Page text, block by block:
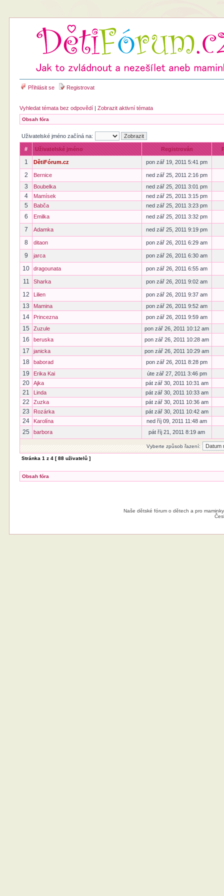
Přihlásit se Registrovat
Vyhledat témata bez odpovědí |Zobrazit aktivní témata
Obsah fóra
Uživatelské jméno začíná na:
# Uživatelské jméno Registrován
1 DětiFórum.cz pon zář 19, 2011 5:41 pm
2 Bernice ned zář 25, 2011 2:16 pm
3 Boubelka ned zář 25, 2011 3:01 pm
4 Mamísek ned zář 25, 2011 3:15 pm
5 Babča ned zář 25, 2011 3:23 pm
6 Emilka ned zář 25, 2011 3:32 pm
7 Adamka ned zář 25, 2011 9:19 pm
8 ditaon pon zář 26, 2011 6:29 am
9 jarca pon zář 26, 2011 6:30 am
10 dragounata pon zář 26, 2011 6:55 am
11 Sharka pon zář 26, 2011 9:02 am
12 Lilien pon zář 26, 2011 9:37 am
13 Mamina pon zář 26, 2011 9:52 am
14 Princezna pon zář 26, 2011 9:59 am
15 Zuzule pon zář 26, 2011 10:12 am
16 beruska pon zář 26, 2011 10:28 am
17 janicka pon zář 26, 2011 10:29 am
18 baborad pon zář 26, 2011 8:28 pm
19 Erika Kai úte zář 27, 2011 3:46 pm
20 Ajka pát zář 30, 2011 10:31 am
21 Linda pát zář 30, 2011 10:33 am
22 Zuzka pát zář 30, 2011 10:36 am
23 Rozárka pát zář 30, 2011 10:42 am
24 Karolína ned říj 09, 2011 11:48 am
25 barbora pát říj 21, 2011 8:19 am
Vyberte způsob řazení:
Stránka1 z4 [ 88 uživatelů ]
Obsah fóra
Naše dětské fórum o dětech a pro